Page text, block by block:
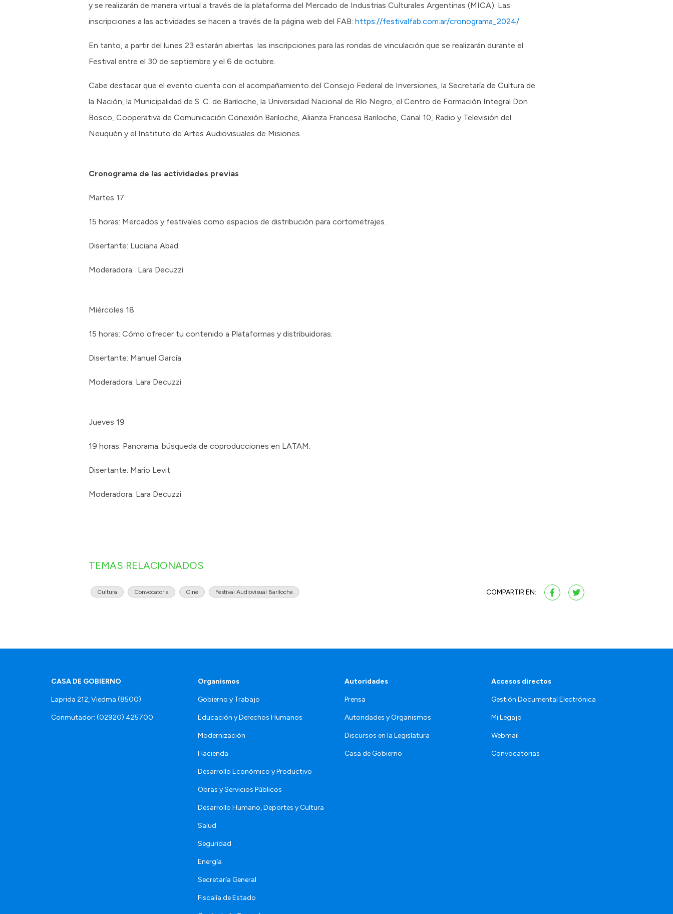
y se realizarán de manera virtual a través de la plataforma del Mercado de Industrias Culturales Argentinas (MICA). Las
inscripciones a las actividades se hacen a través de la página web del FAB: https://festivalfab.com.ar/cronograma_2024/
En tanto, a partir del lunes 23 estarán abiertas las inscripciones para las rondas de vinculación que se realizarán durante el
Festival entre el 30 de septiembre y el 6 de octubre.
Cabe destacar que el evento cuenta con el acompañamiento del Consejo Federal de Inversiones, la Secretaría de Cultura de
la Nación, la Municipalidad de S. C. de Bariloche, la Universidad Nacional de Río Negro, el Centro de Formación Integral Don
Bosco, Cooperativa de Comunicación Conexión Bariloche, Alianza Francesa Bariloche, Canal 10, Radio y Televisión del
Neuquén y el Instituto de Artes Audiovisuales de Misiones.
Cronograma de las actividades previas
Martes 17
15 horas: Mercados y festivales como espacios de distribución para cortometrajes.
Disertante: Luciana Abad
Moderadora: Lara Decuzzi
Miércoles 18
15 horas: Cómo ofrecer tu contenido a Plataformas y distribuidoras.
Disertante: Manuel García
Moderadora: Lara Decuzzi
Jueves 19
19 horas: Panorama. búsqueda de coproducciones en LATAM.
Disertante: Mario Levit
Moderadora: Lara Decuzzi
TEMAS RELACIONADOS
Cultura Convocatoria Cine Festival Audiovisual Bariloche COMPARTIR EN:
CASA DE GOBIERNO
Laprida 212, Viedma (8500)
Conmutador: (02920) 425700
Organismos
Gobierno y Trabajo
Educación y Derechos Humanos
Modernización
Hacienda
Desarrollo Económico y Productivo
Obras y Servicios Públicos
Desarrollo Humano, Deportes y Cultura
Salud
Seguridad
Energía
Secretaría General
Fiscalía de Estado
Autoridades
Prensa
Autoridades y Organismos
Discursos en la Legislatura
Casa de Gobierno
Accesos directos
Gestión Documental Electrónica
Mi Legajo
Webmail
Convocatorias